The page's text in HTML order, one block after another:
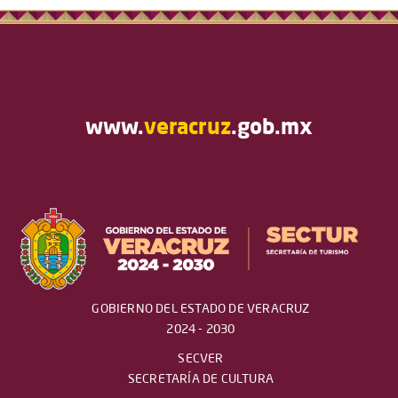
www.veracruz.gob.mx
GOBIERNO DEL ESTADO DE VERACRUZ
2024 - 2030
SECVER
SECRETARÍA DE CULTURA